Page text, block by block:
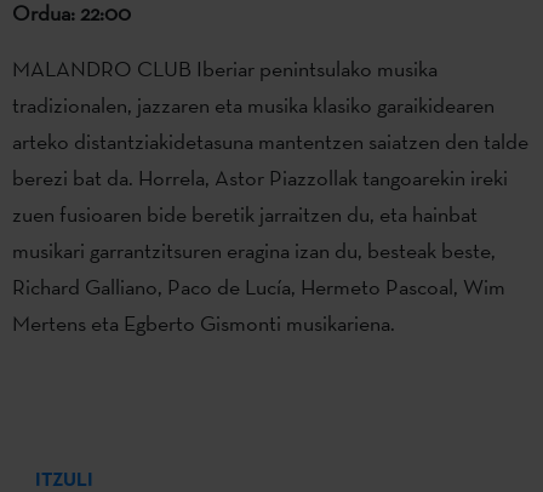
Ordua: 22:00
MALANDRO CLUB Iberiar penintsulako musika
tradizionalen, jazzaren eta musika klasiko garaikidearen
arteko distantziakidetasuna mantentzen saiatzen den talde
berezi bat da. Horrela, Astor Piazzollak tangoarekin ireki
zuen fusioaren bide beretik jarraitzen du, eta hainbat
musikari garrantzitsuren eragina izan du, besteak beste,
Richard Galliano, Paco de Lucía, Hermeto Pascoal, Wim
Mertens eta Egberto Gismonti musikariena.
ITZULI